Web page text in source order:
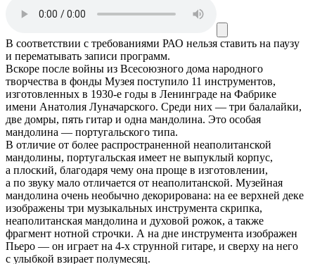
В соответствии с требованиями РАО нельзя ставить на паузу
и перематывать записи программ.
Вскоре после войны из Всесоюзного дома народного
творчества в фонды Музея поступило 11 инструментов,
изготовленных в 1930-е годы в Ленинграде на Фабрике
имени Анатолия Луначарского. Среди них — три балалайки,
две домры, пять гитар и одна мандолина. Это особая
мандолина — португальского типа.
В отличие от более распространенной неаполитанской
мандолины, португальская имеет не выпуклый корпус,
а плоский, благодаря чему она проще в изготовлении,
а по звуку мало отличается от неаполитанской. Музейная
мандолина очень необычно декорирована: на ее верхней деке
изображены три музыкальных инструмента скрипка,
неаполитанская мандолина и духовой рожок, а также
фрагмент нотной строчки. А на дне инструмента изображен
Пьеро — он играет на 4-х струнной гитаре, и сверху на него
с улыбкой взирает полумесяц.